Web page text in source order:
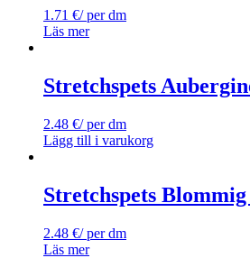
1.71 €/ per dm
Läs mer
Stretchspets
2.48 €/ per dm
Lägg till i varukorg
Stretchspets
2.48 €/ per dm
Läs mer